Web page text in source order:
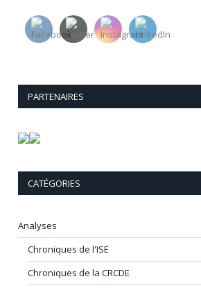
PARTENAIRES
CATÉGORIES
Analyses
Chroniques de l'ISE
Chroniques de la CRCDE